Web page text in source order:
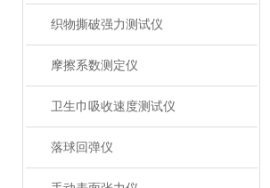
织物撕破强力测试仪
摩擦系数测定仪
卫生巾吸收速度测试仪
落球回弹仪